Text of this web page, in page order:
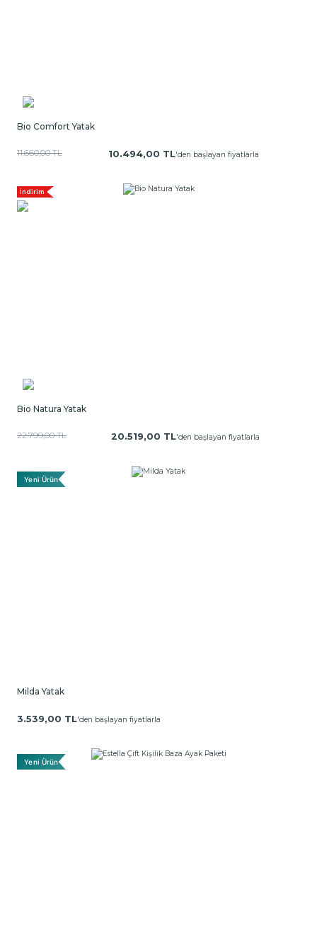
Bio Comfort Yatak
11.660,00 TL 10.494,00 TL'den başlayan fiyatlarla
İndirim
Bio Natura Yatak
22.799,00 TL 20.519,00 TL'den başlayan fiyatlarla
Yeni Ürün
Milda Yatak
3.539,00 TL'den başlayan fiyatlarla
Yeni Ürün